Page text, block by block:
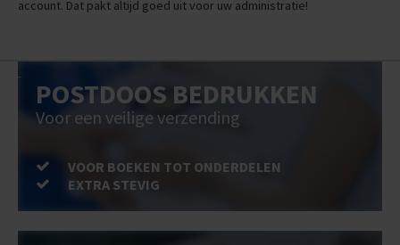
account. Dat pakt altijd goed uit voor uw administratie!
POSTDOOS BEDRUKKEN
Voor een veilige verzending
VOOR BOEKEN TOT ONDERDELEN
EXTRA STEVIG